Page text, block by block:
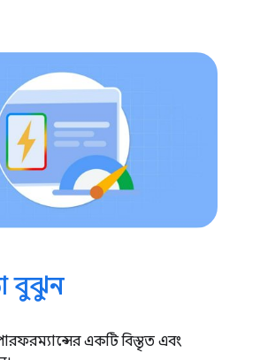
বুঝুন
একটি বিস্তৃত এবং